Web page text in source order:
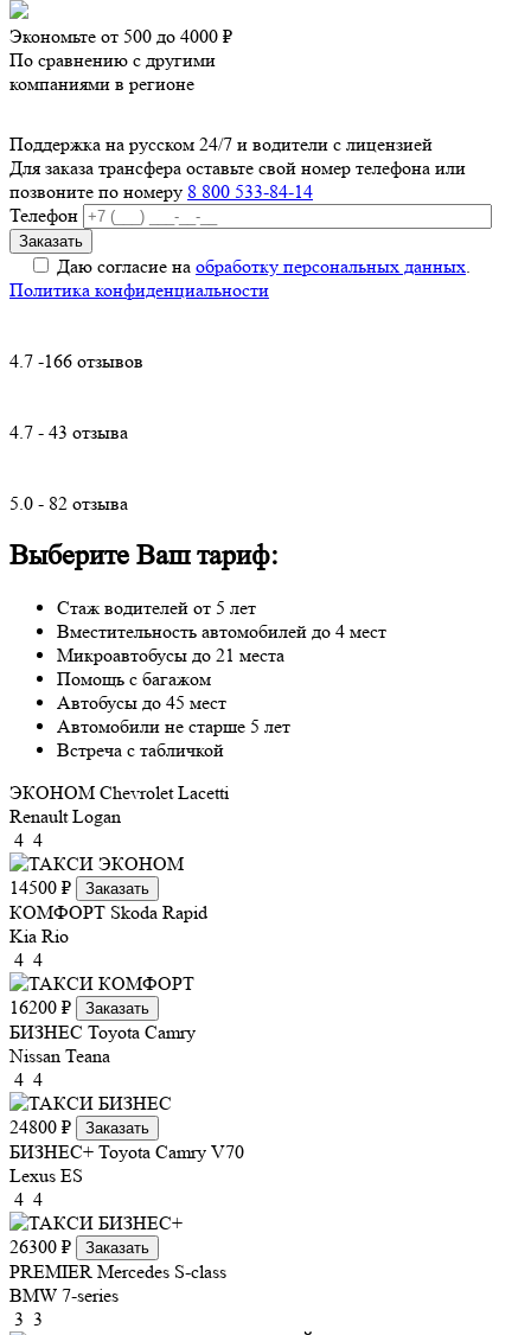
Экономьте от 500 до 4000 ₽
По сравнению с другими
компаниями в регионе
Поддержка на русском 24/7 и водители с лицензией
Для заказа трансфера оставьте свой номер телефона или
позвоните по номеру 8 800 533-84-14
Телефон
Даю согласие на обработку персональных данных.
Политика конфиденциальности
4.7 -166 отзывов
4.7 - 43 отзыва
5.0 - 82 отзыва
Выберите Ваш тариф:
Стаж водителей от 5 лет
Вместительность автомобилей до 4 мест
Микроавтобусы до 21 места
Помощь с багажом
Автобусы до 45 мест
Автомобили не старше 5 лет
Встреча с табличкой
ЭКОНОМ Chevrolet Lacetti
Renault Logan
4 4
14500 ₽ Заказать
КОМФОРТ Skoda Rapid
Kia Rio
4 4
16200 ₽ Заказать
БИЗНЕС Toyota Camry
Nissan Teana
4 4
24800 ₽ Заказать
БИЗНЕС+ Toyota Camry V70
Lexus ES
4 4
26300 ₽ Заказать
PREMIER Mercedes S-class
BMW 7-series
3 3